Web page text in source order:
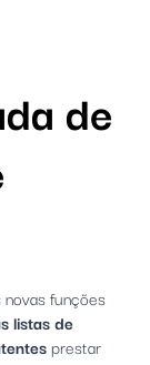
de
funções
listas de
prestar